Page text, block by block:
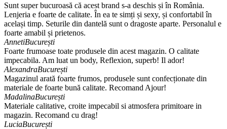
Sunt super bucuroasă că acest brand s-a deschis și în România.
Lenjeria e foarte de calitate. În ea te simți și sexy, și confortabil în
același timp. Seturile din dantelă sunt o dragoste aparte. Personalul e
foarte amabil și prietenos.
AnnetiBucurești
Foarte frumoase toate produsele din acest magazin. O calitate
impecabila. Am luat un body, Reflexion, superb! Il ador!
AlexandraBucurești
Magazinul arată foarte frumos, produsele sunt confecționate din
materiale de foarte bună calitate. Recomand Ajour!
MadalinaBucurești
Materiale calitative, croite impecabil si atmosfera primitoare in
magazin. Recomand cu drag!
LuciaBucurești